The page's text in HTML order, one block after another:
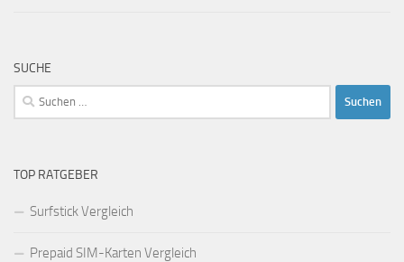
SUCHE
Suchen
nach:
TOP RATGEBER
Surfstick Vergleich
Prepaid SIM-Karten Vergleich